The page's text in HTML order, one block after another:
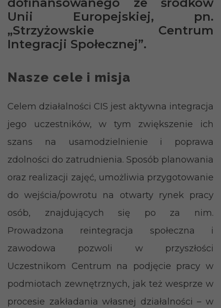
Unii Europejskiej, pn.
„Strzyżowskie Centrum
Integracji Społecznej”.
Nasze cele i misja
Celem działalności CIS jest aktywna integracja
jego uczestników, w tym zwiększenie ich
szans na usamodzielnienie i poprawa
zdolności do zatrudnienia. Sposób planowania
oraz realizacji zajęć, umożliwia przygotowanie
do wejścia/powrotu na otwarty rynek pracy
osób, znajdujących się po za nim.
Prowadzona reintegracja społeczna i
zawodowa pozwoli w przyszłości
Uczestnikom Centrum na podjęcie pracy w
podmiotach zewnętrznych, jak też wesprze w
procesie zakładania własnej działalności – w